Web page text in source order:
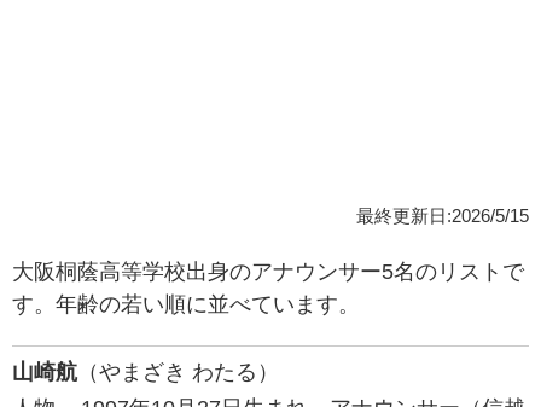
最終更新日:2026/5/15
大阪桐蔭高等学校出身のアナウンサー5名のリストで
す。年齢の若い順に並べています。
山崎航 （やまざき わたる）